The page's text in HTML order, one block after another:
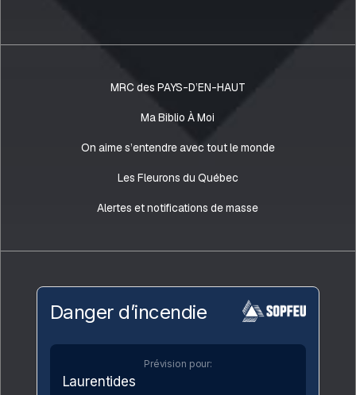
MRC des PAYS-D’EN-HAUT
Ma Biblio À Moi
On aime s’entendre avec tout le monde
Les Fleurons du Québec
Alertes et notifications de masse
Danger d’incendie
Prévision pour:
Laurentides